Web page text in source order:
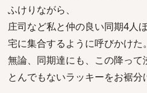
ふけりながら、
庄司など私と仲の良い同期4人
宅に集合するように呼びかけた。
無論、同期達にも、この降って
とんでもないラッキーをお裾分